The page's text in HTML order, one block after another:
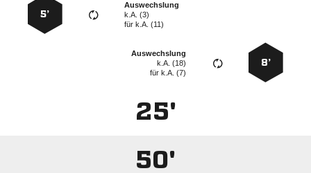
Auswechslung
k.A. (3)
fürk.A. (11)
5’
8’
Auswechslung
k.A. (18)
fürk.A. (7)
25'
50'